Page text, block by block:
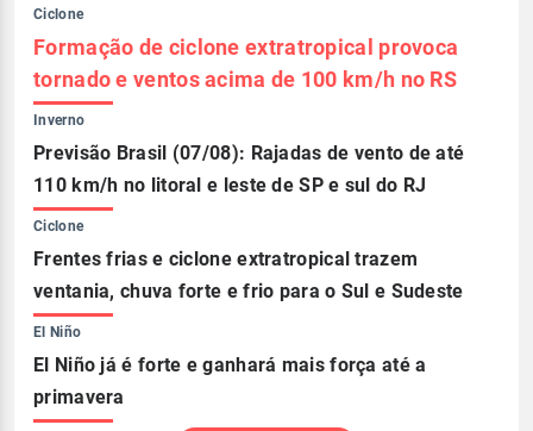
Ciclone
Formação de ciclone extratropical provoca
tornado e ventos acima de 100 km/h no RS
Inverno
Previsão Brasil (07/08): Rajadas de vento de até
110 km/h no litoral e leste de SP e sul do RJ
Ciclone
Frentes frias e ciclone extratropical trazem
ventania, chuva forte e frio para o Sul e Sudeste
El Niño
El Niño já é forte e ganhará mais força até a
primavera